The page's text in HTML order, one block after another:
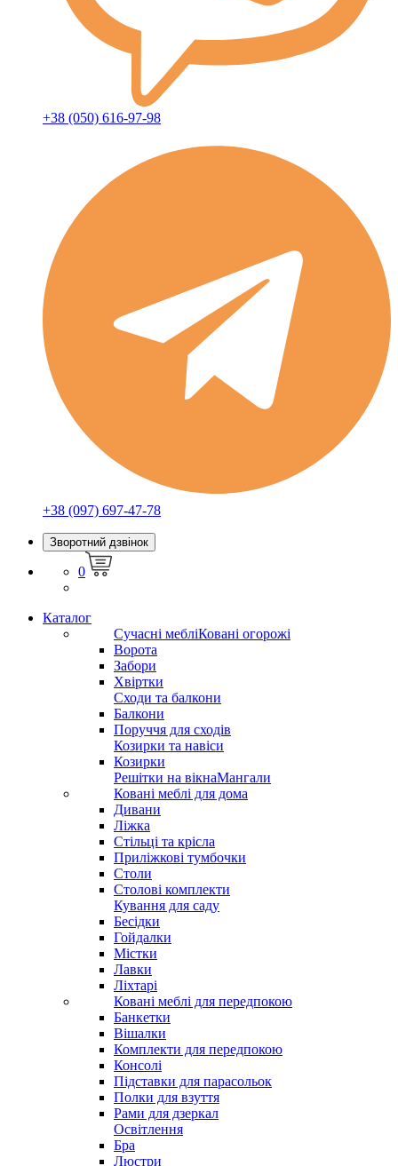
+38 (050) 616-97-98
+38 (097) 697-47-78
Зворотний дзвінок
0
Каталог
Сучасні мебліКовані огорожі
Ворота
Забори
Хвіртки
Сходи та балкони
Балкони
Поруччя для сходів
Козирки та навіси
Козирки
Решітки на вікнаМангали
Ковані меблі для дома
Дивани
Ліжка
Стільці та крісла
Приліжкові тумбочки
Столи
Столові комплекти
Кування для саду
Бесідки
Гойдалки
Містки
Лавки
Ліхтарі
Ковані меблі для передпокою
Банкетки
Вішалки
Комплекти для передпокою
Консолі
Підставки для парасольок
Полки для взуття
Рами для дзеркал
Освітлення
Бра
Люстри